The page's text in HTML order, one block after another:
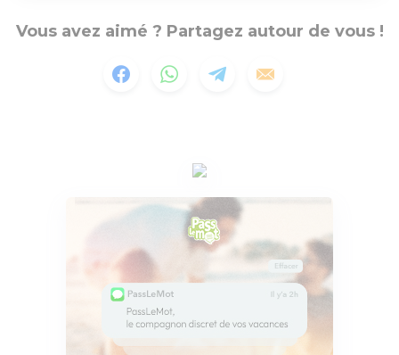
Vous avez aimé ? Partagez autour de vous !